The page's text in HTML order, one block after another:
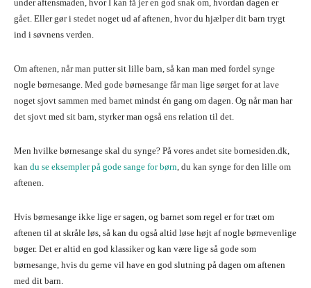
under aftensmaden, hvor I kan få jer en god snak om, hvordan dagen er
gået. Eller gør i stedet noget ud af aftenen, hvor du hjælper dit barn trygt
ind i søvnens verden.
Om aftenen, når man putter sit lille barn, så kan man med fordel synge
nogle børnesange. Med gode børnesange får man lige sørget for at lave
noget sjovt sammen med barnet mindst én gang om dagen. Og når man har
det sjovt med sit barn, styrker man også ens relation til det.
Men hvilke børnesange skal du synge? På vores andet site bornesiden.dk,
kan du se eksempler på gode sange for børn , du kan synge for den lille om
aftenen.
Hvis børnesange ikke lige er sagen, og barnet som regel er for træt om
aftenen til at skråle løs, så kan du også altid løse højt af nogle børnevenlige
bøger. Det er altid en god klassiker og kan være lige så gode som
børnesange, hvis du gerne vil have en god slutning på dagen om aftenen
med dit barn.